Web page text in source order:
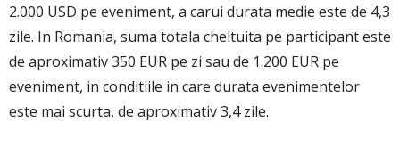
2.000 USD pe eveniment, a carui durata medie este de 4,3
zile. In Romania, suma totala cheltuita pe participant este
de aproximativ 350 EUR pe zi sau de 1.200 EUR pe
eveniment, in conditiile in care durata evenimentelor
este mai scurta, de aproximativ 3,4 zile.